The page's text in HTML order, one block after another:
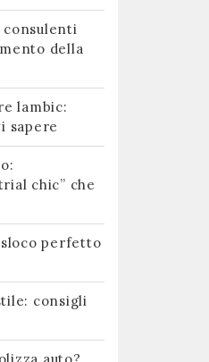
consulenti
della
lambic:
sapere
chic” che
perfetto
consigli